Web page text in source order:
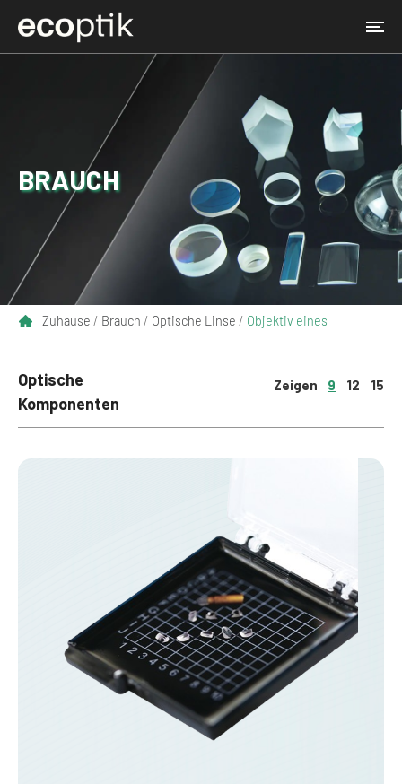
BRAUCH
Zuhause / Brauch / Optische Linse / Objektiv eines
Optische
Komponenten
Zeigen 9 12 15